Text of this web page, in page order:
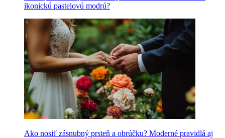
ikonickú pastelovú modrú?
Ako nosiť zásnubný prsteň a obrúčku? Moderné pravidlá aj